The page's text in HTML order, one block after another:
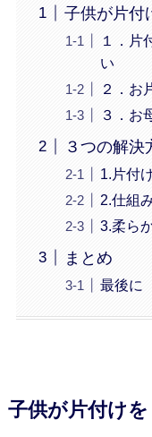
子供が片付
１．片
い
２．お
３．お
３つの解決
1.片付
2.仕組
3.柔ら
まとめ
最後に
子供が片付け